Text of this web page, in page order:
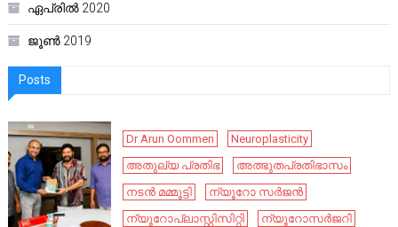
ഏപ്രിൽ 2020
ജൂൺ 2019
Posts
Dr Arun Oommen
Neuroplasticity
അതുല്യ പ്രതിഭ
അത്ഭുതപ്രതിഭാസം
നടൻ മമ്മൂട്ടി
ന്യൂറോ സർജൻ
ന്യൂറോപ്ലാസ്റ്റിസിറ്റി
ന്യൂറോസർജറി